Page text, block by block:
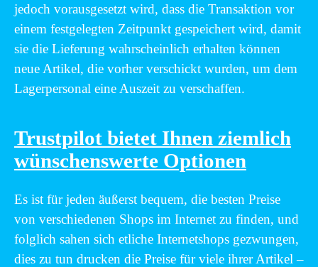
jedoch vorausgesetzt wird, dass die Transaktion vor
einem festgelegten Zeitpunkt gespeichert wird, damit
sie die Lieferung wahrscheinlich erhalten können
neue Artikel, die vorher verschickt wurden, um dem
Lagerpersonal eine Auszeit zu verschaffen.
Trustpilot bietet Ihnen ziemlich
wünschenswerte Optionen
Es ist für jeden äußerst bequem, die besten Preise
von verschiedenen Shops im Internet zu finden, und
folglich sahen sich etliche Internetshops gezwungen,
dies zu tun drucken die Preise für viele ihrer Artikel –